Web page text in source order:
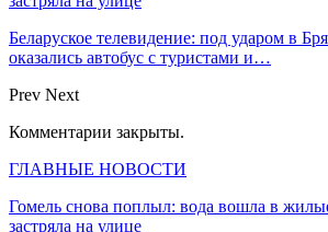
Беларуское телевидение: под ударом в
оказались автобус с туристами и…
Prev Next
Комментарии закрыты.
ГЛАВНЫЕ НОВОСТИ
Гомель снова поплыл: вода вошла в
застряла на улице